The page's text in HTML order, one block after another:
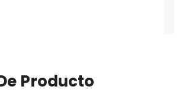
Producto